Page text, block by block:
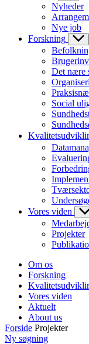
Nyheder
Nye job
Forskning
Det nære
Social
Vores viden
Projekter
Om os
Forskning
Vores viden
Aktuelt
About us
Forside Projekter
Ny søgning